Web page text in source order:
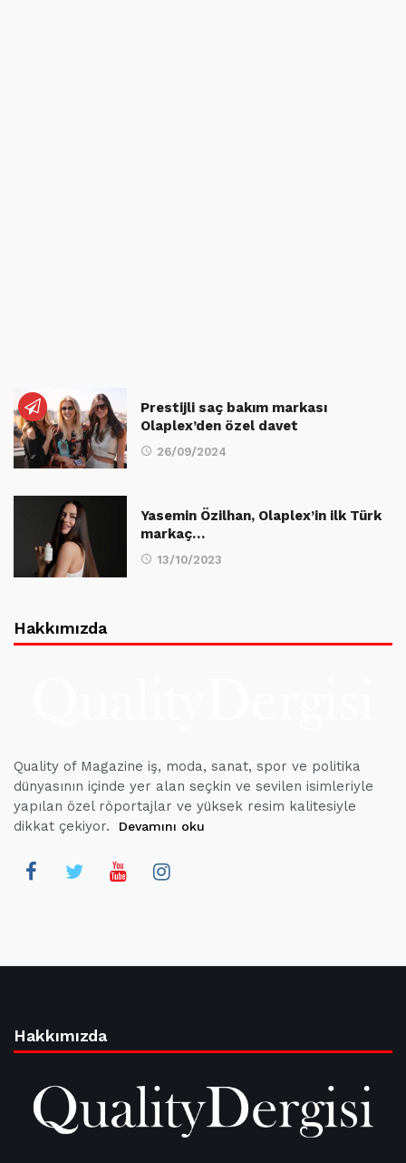
Prestijli saç bakım markası
Olaplex’den özel davet
26/09/2024
Yasemin Özilhan, Olaplex’in ilk Türk
markaç…
13/10/2023
Hakkımızda
Quality of Magazine iş, moda, sanat, spor ve politika
dünyasının içinde yer alan seçkin ve sevilen isimleriyle
yapılan özel röportajlar ve yüksek resim kalitesiyle
dikkat çekiyor.
Devamını oku
Hakkımızda